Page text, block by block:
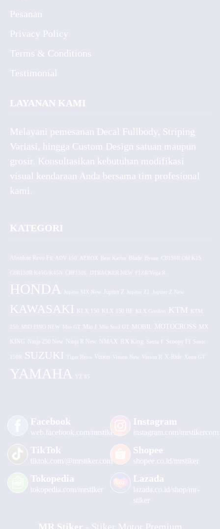
Pesanan
Privacy Policy
Terms & Conditions
Testimonial
LAYANAN KAMI
Melayani pemesanan Decal Fullbody, Striping
Variasi, hingga Custom Design satuan maupun
grosir. Konsultasikan kebutuhan modifikasi
visual kendaraan Anda bersama tim profesional
kami.
KATEGORI
Absolute Revo Fit ADV 150 AEROX CB150R Old K15
CBR150R K45G/K45N CRF150L DTRACKER NEW F1ZR/Vega R
HONDA Jupiter MX New Jupiter Z Jupiter Z1 Jupiter Z New
KAWASAKI KLX 150 KLX 150 BF KLX Gordon KTM KTM
250 MIO FINO NEW Mio GT Mio J Mio Soul GT MOBIL MOTOCROSS MX
KING Ninja 250 New Ninja R New NMAX RX King Satria F Scoopy FI Sonic
150R SUZUKI Tiger Revo Vixion Vixion New Vixion R X-Ride Xeon GT
YAMAHA YZ 85
Facebook
web.facebook.com/mrstiker
Instagram
instagram.com/mrstikercom
TikTok
tiktok.com/@mrstiker.com
Shopee
shopee.co.id/mrstiker
Tokopedia
tokopedia.com/mrstiker
Lazada
lazada.co.id/shop/mr-
stiker
MR Stiker - Stiker Motor Premium